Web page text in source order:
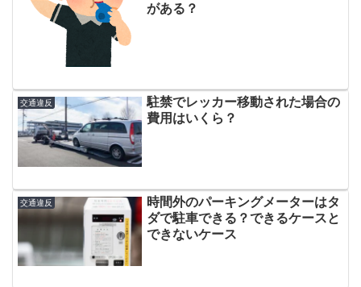
がある？
交通違反
駐禁でレッカー移動された場合の
費用はいくら？
交通違反
時間外のパーキングメーターはタ
ダで駐車できる？できるケースと
できないケース